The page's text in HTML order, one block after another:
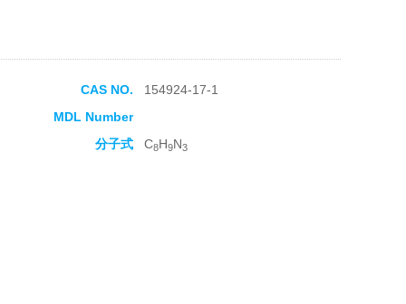
CAS NO.
154924-17-1
MDL Number
分子式 C8H9N3